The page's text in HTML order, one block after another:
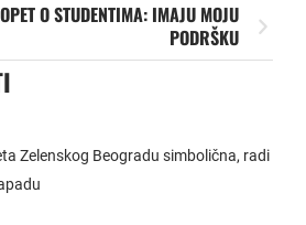
O STUDENTIMA: IMAJU MOJU
PODRŠKU
Zelenskog Beogradu simbolična, radi